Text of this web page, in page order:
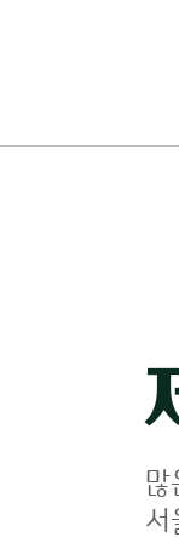
많
서